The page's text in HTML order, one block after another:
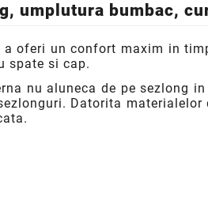
umplutura bumbac,
oferi un confort maxim in
spate si cap.
nu aluneca de pe sezlong
Datorita